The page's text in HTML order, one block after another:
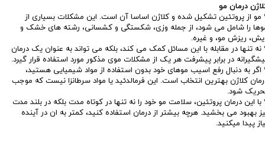
درمان مو
مو از پروتئین تشکیل شده و کلاژن اساسا آن است. این مشکلات بسیاری از
را شامل می شود، از جمله وزی، شکستگی و کشسانی، رشته های خشک و
ریزش مو، و غیره.
نه تنها در مقابله با این مسائل کمک می کند، بلکه می تواند به عنوان یک درمان
در برابر پیشرفت هر یک از مشکلات موی مذکور مورد استفاده قرار گیرد.
اگر به دنبال رفع اسیب موهای خود بدون استفاده از مواد شیمیایی هستید،
کلاژن بهترین انتخاب است. این فرمالدئید یا مواد سرطانزا نیست که موجب
شود.
با این درمان پروتئین، سلامت مو خود را نه تنها در کوتاه مدت بلکه در بلند مدت
بهبود می بخشید. هرچه بیشتر از درمان استفاده کنید، کمتر به ان در آینده
پیدا میکنید.